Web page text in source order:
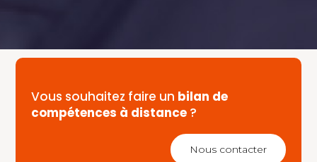
Vous souhaitez faire un bilan de
compétences à distance ?
Nous contacter